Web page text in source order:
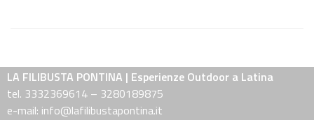
LA FILIBUSTA PONTINA | Esperienze Outdoor a Latina
tel. 3332369614 – 3280189875
e-mail: info@lafilibustapontina.it